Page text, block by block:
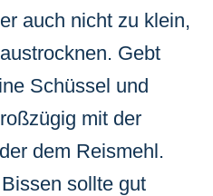
auch nicht zu klein,
Gebt
Schüssel und
mit der
dem Reismehl.
sollte gut